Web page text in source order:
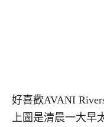
好喜歡AVANI
上圖是清晨一大早